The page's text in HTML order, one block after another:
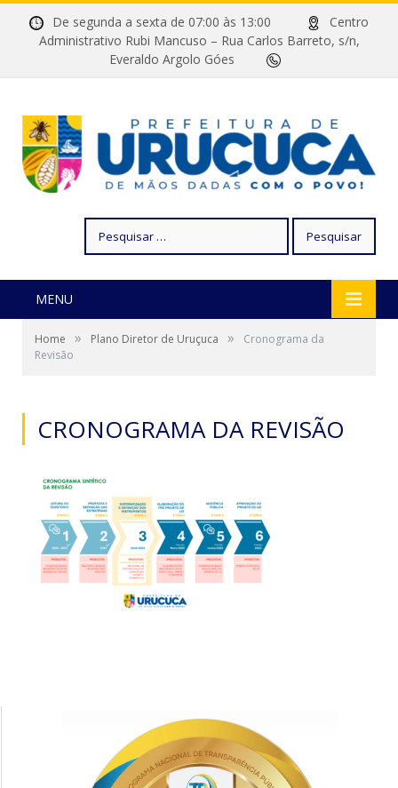
De segunda a sexta de 07:00 às 13:00
Centro
Administrativo Rubi Mancuso – Rua Carlos Barreto, s/n,
Everaldo Argolo Góes
por:
MENU
Home » Plano Diretor de Uruçuca »
Cronograma da
Revisão
CRONOGRAMA DA REVISÃO